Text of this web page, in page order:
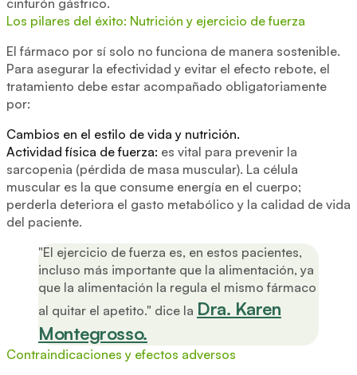
Los pilares del éxito: Nutrición y ejercicio de fuerza
El fármaco por sí solo no funciona de manera sostenible.
Para asegurar la efectividad y evitar el efecto rebote, el
tratamiento debe estar acompañado obligatoriamente
por:
Cambios en el estilo de vida y nutrición.
Actividad física de fuerza: es vital para prevenir la
sarcopenia (pérdida de masa muscular). La célula
muscular es la que consume energía en el cuerpo;
perderla deteriora el gasto metabólico y la calidad de vida
del paciente.
"El ejercicio de fuerza es, en estos pacientes,
incluso más importante que la alimentación, ya
que la alimentación la regula el mismo fármaco
al quitar el apetito." dice la Dra. Karen
Montegrosso.
Contraindicaciones y efectos adversos